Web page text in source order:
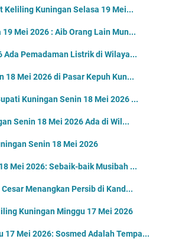
Keliling Kuningan Selasa 19 Mei...
Mei 2026 : Aib Orang Lain Mun...
Ada Pemadaman Listrik di Wilaya...
18 Mei 2026 di Pasar Kepuh Kun...
Kuningan Senin 18 Mei 2026 ...
Senin 18 Mei 2026 Ada di Wil...
Senin 18 Mei 2026
Mei 2026: Sebaik-baik Musibah ...
Menangkan Persib di Kand...
Kuningan Minggu 17 Mei 2026
17 Mei 2026: Sosmed Adalah Tempa...